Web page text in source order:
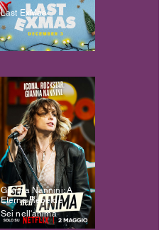
Last ExMas
Gianna Nannini: A
Eterna Rebelde
Sei nell'anima